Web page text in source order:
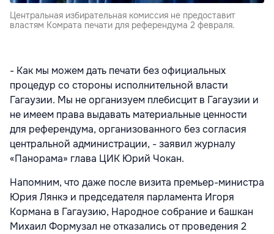
Центральная избирательная комиссия не предоставит
властям Комрата печати для референдума 2 февраля.
- Как мы можем дать печати без официальных
процедур со стороны исполнительной власти
Гагаузии. Мы не организуем плебисцит в Гагаузии и
не имеем права выдавать материальные ценности
для референдума, организованного без согласия
центральной администрации, - заявил журналу
«Панорама» глава ЦИК Юрий Чокан.
Напомним, что даже после визита премьер-министра
Юрия Лянкэ и председателя парламента Игоря
Кормана в Гагаузию, Народное собрание и башкан
Михаил Формузал не отказались от проведения 2